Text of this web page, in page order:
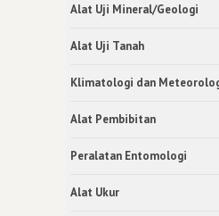
Alat Uji Mineral/Geologi
Alat Uji Tanah
Klimatologi dan
Alat Pembibitan
Peralatan Entomologi
Alat Ukur